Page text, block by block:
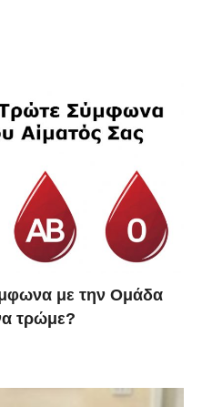
με την Ομάδα
τρώμε?